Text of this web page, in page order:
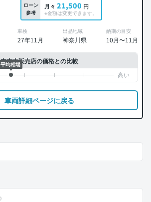
ローン
参考
月々 21,500 円
※金額は変更できます。
車検
27年11月
出品地域
神奈川県
納期の目安
10月〜11月
中古車販売店の価格との比較
平均相場
車両詳細ページに戻る